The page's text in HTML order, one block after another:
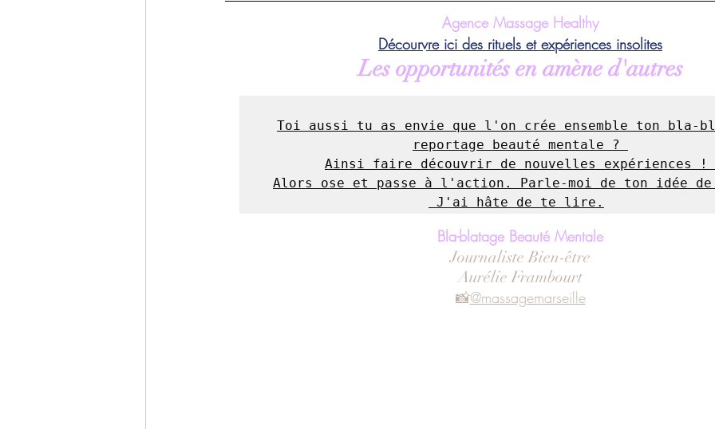
Agence Massage Healthy
Décourvre ici des rituels et expériences insolites
Les opportunités en amène d'autres
Toi aussi tu as envie que l'on crée ensemble ton bla-
reportage beauté mentale ?
Ainsi faire découvrir de nouvelles expériences !
Alors ose et passe à l'action. Parle-moi de ton idée de
J'ai hâte de te lire.
Bla-blatage Beauté Mentale
Journaliste Bien-être
Aurélie Frambourt
📸@massagemarseille